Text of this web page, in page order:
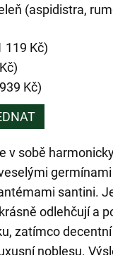
(aspidistra,
119 Kč)
Kč)
v sobě
santini.
odlehčují a
zatímco
noblesu.